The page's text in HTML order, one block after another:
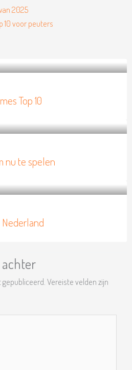
2025
10 voor peuters
Top 10
nu te spelen
Nederland
achter
Vereiste velden zijn